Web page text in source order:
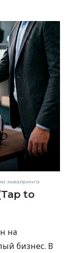
эквайринга
to
на
бизнес. В